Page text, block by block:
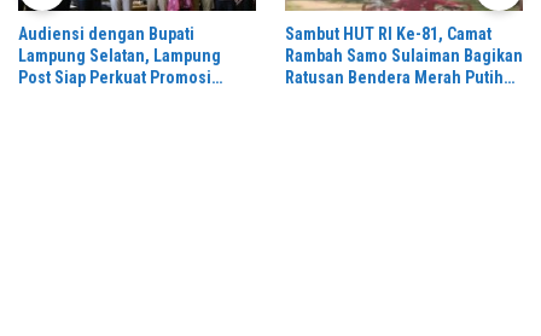
Audiensi dengan Bupati
Lampung Selatan, Lampung
Post Siap Perkuat Promosi
Sambut HUT RI Ke-81, Camat
Rambah Samo Sulaiman Bagikan
Ratusan Bendera Merah Putih